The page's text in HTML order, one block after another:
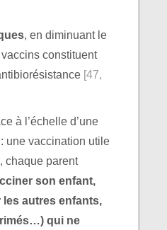
, en diminuant le
constituent
[47,
à l’échelle d’une
une vaccination utile
chaque parent
son enfant,
les autres enfants,
qui ne